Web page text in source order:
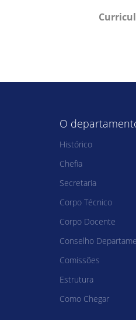
O
Histórico
Chefia
Secretaria
Corpo Técnico
Corpo Docente
Conselho
Comissões
Estrutura
Como Chegar